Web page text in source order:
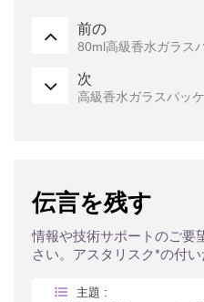
前の
80ml高級香水ガラス
次
高級香水ガラスパッ
伝言を残す
情報や技術サポートのご要
さい。アスタリスク*の付
主題 :